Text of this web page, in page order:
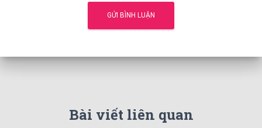
Bài viết liên quan